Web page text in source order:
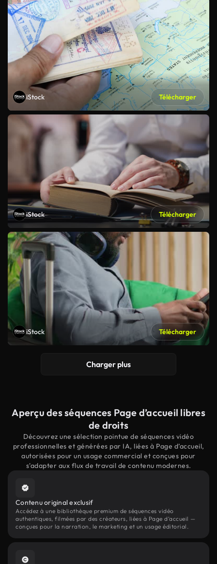
iStock Télécharger
iStock Télécharger
iStock Télécharger
Charger plus
Aperçu des séquences Page d’accueil libres
de droits
Découvrez une sélection pointue de séquences vidéo
professionnelles et générées par IA, liées à Page d’accueil,
autorisées pour un usage commercial et conçues pour
s'adapter aux flux de travail de contenu modernes.
Contenu original exclusif
Accédez à une bibliothèque premium de séquences vidéo
authentiques, filmées par des créateurs, liées à Page d’accueil —
conçues pour la narration, le marketing et un usage éditorial.